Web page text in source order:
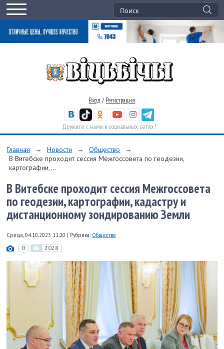
Вход / Регистрация
Дружите с нами в социальных сетях!
Главная → Новости → Общество
→
В Витебске проходит сессия Межгоссовета по геодезии,
картографии,...
В Витебске проходит сессия Межгоссовета
по геодезии, картографии, кадастру и
дистанционному зондированию Земли
Среда, 04.10.2023 11:20 | Рубрика: Общество
0 2028